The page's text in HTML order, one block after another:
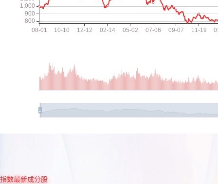
指数最新成分股